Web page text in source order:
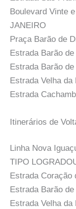
Boulevard Vinte
JANEIRO
Praça Barão de
Estrada Barão
Estrada Barão
Estrada Velha
Estrada
Itinerários de
Linha Nova
TIPO
Estrada Coração
Estrada Barão
Estrada Velha